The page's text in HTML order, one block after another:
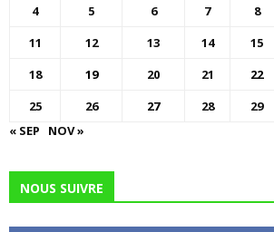
4
5 6 7 8
11
12 13 14 15
18
19 20 21 22
25
26 27 28 29
« SEP
NOV »
NOUS SUIVRE